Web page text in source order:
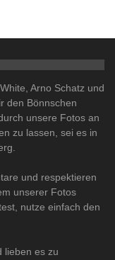
Arno Schatz und
den Bönnschen
unsere Fotos an
zu lassen, sei es in
und respektieren
unserer Fotos
nutze einfach den
lieben es zu